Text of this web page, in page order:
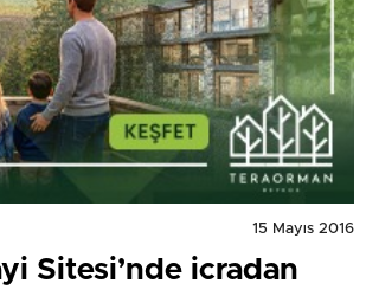
15 Mayıs 2016
Sitesi’nde icradan